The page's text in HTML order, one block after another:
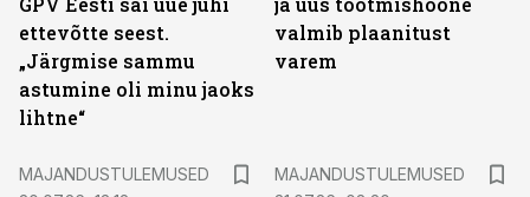
ettevõtte seest.
„Järgmise sammu
astumine oli minu jaoks
lihtne“
valmib plaanitust
varem
MAJANDUSTULEMUSED
MAJANDUSTULEMUSED